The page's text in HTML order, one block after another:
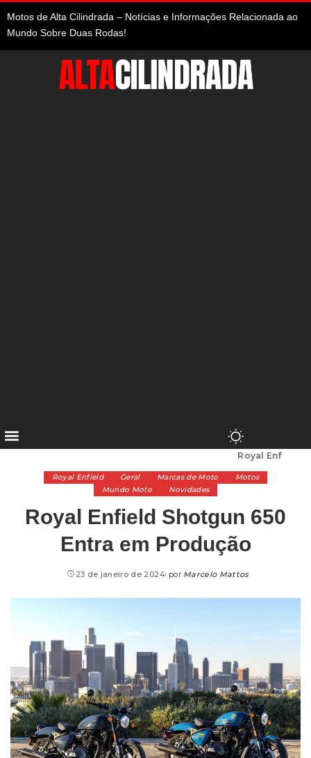
Motos de Alta Cilindrada – Notícias e Informações Relacionada ao
Mundo Sobre Duas Rodas!
Royal Enfield Shotgun 650 Entra em Produção
Royal Enfield Geral Marcas de Moto
Motos
Mundo Moto
Novidades
Royal Enfield Shotgun 650
Entra em Produção
23 de janeiro de 2024 por Marcelo Mattos